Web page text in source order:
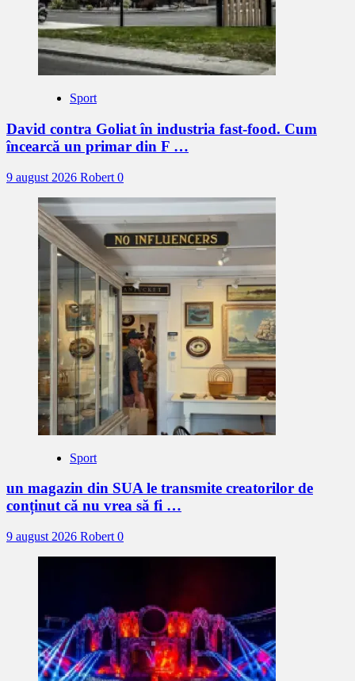
Sport
David contra Goliat în industria fast-food. Cum
încearcă un primar din F …
9 august 2026 Robert 0
Sport
un magazin din SUA le transmite creatorilor de
conținut că nu vrea să fi …
9 august 2026 Robert 0